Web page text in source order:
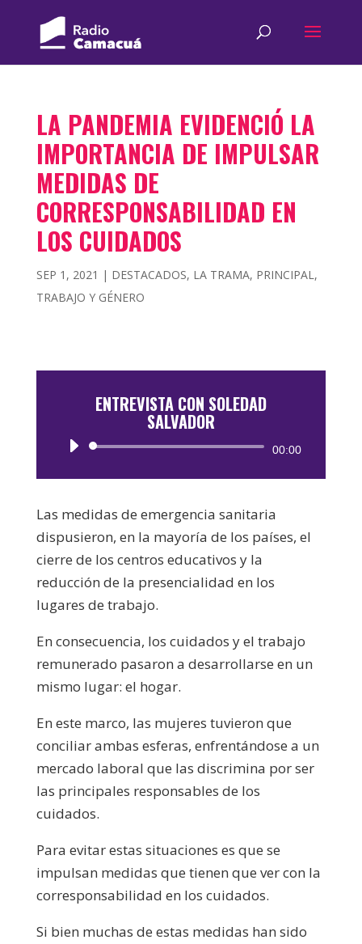
LA PANDEMIA EVIDENCIÓ LA
IMPORTANCIA DE IMPULSAR
MEDIDAS DE
CORRESPONSABILIDAD EN
LOS CUIDADOS
SEP 1, 2021 | DESTACADOS, LA TRAMA, PRINCIPAL,
TRABAJO Y GÉNERO
ENTREVISTA CON SOLEDAD
SALVADOR
Reproductor
00:00
Las medidas de emergencia sanitaria
dispusieron, en la mayoría de los países, el
cierre de los centros educativos y la
reducción de la presencialidad en los
lugares de trabajo.
En consecuencia, los cuidados y el trabajo
remunerado pasaron a desarrollarse en un
mismo lugar: el hogar.
En este marco, las mujeres tuvieron que
conciliar ambas esferas, enfrentándose a un
mercado laboral que las discrimina por ser
las principales responsables de los
cuidados.
Para evitar estas situaciones es que se
impulsan medidas que tienen que ver con la
corresponsabilidad en los cuidados.
Si bien muchas de estas medidas han sido